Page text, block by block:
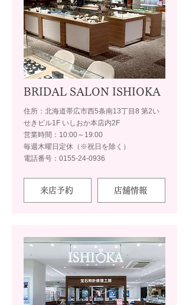
BRIDAL SALON ISHIOKA
住所：北海道帯広市西5条南13丁目8 第2い
せきビル1F いしおか本店内2F
営業時間：10:00～19:00
毎週木曜日定休（※祝日を除く）
電話番号：0155-24-0936
来店予約 店舗情報